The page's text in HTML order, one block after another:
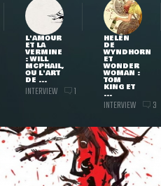
L'AMOUR
ET LA
VERMINE
: WILL
MCPHAIL,
OU L'ART
DE ...
INTERVIEW 1
HELEN
DE
WYNDHORN
ET
WONDER
WOMAN :
TOM
KING ET
...
INTERVIEW 3